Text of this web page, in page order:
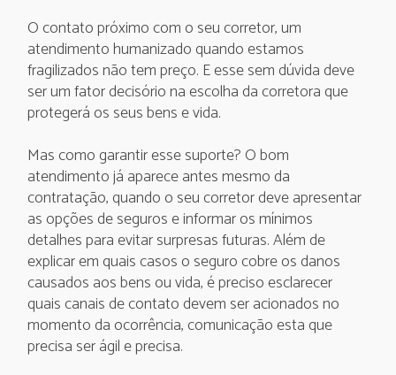
O contato próximo com o seu corretor, um
atendimento humanizado quando estamos
fragilizados não tem preço. E esse sem dúvida deve
ser um fator decisório na escolha da corretora que
protegerá os seus bens e vida.
Mas como garantir esse suporte? O bom
atendimento já aparece antes mesmo da
contratação, quando o seu corretor deve apresentar
as opções de seguros e informar os mínimos
detalhes para evitar surpresas futuras. Além de
explicar em quais casos o seguro cobre os danos
causados aos bens ou vida, é preciso esclarecer
quais canais de contato devem ser acionados no
momento da ocorrência, comunicação esta que
precisa ser ágil e precisa.